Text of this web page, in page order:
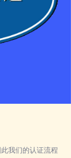
我们的认证流程